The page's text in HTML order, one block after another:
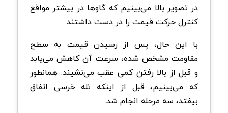
در تصویر بالا می‌بینیم که گاوها در بیشتر مواقع
کنترل حرکت قیمت را در دست داشتند.
با این حال، پس از رسیدن قیمت به سطح
مقاومت مشخص شده، سرعت آن کاهش می‌یابد
و قبل از بالا رفتن کمی عقب می‌نشیند. همانطور
که می‌بینیم، قبل از اینکه تله خرسی اتفاق
بیفتد، سه مرحله انجام شد.